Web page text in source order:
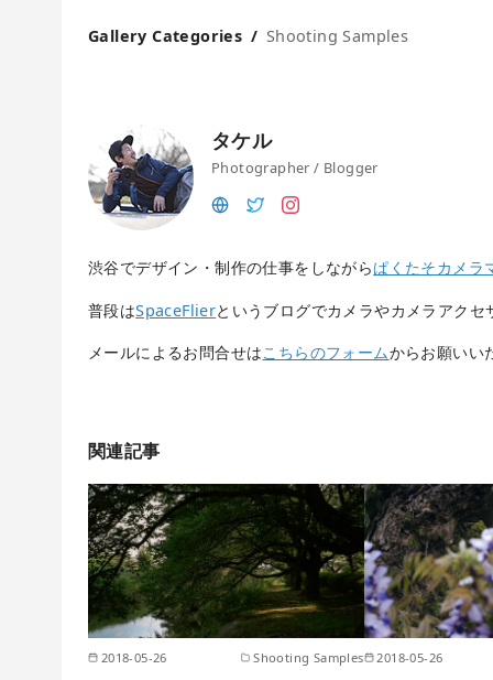
Gallery Categories Shooting Samples
タケル
Photographer / Blogger
渋谷でデザイン・制作の仕事をしながらぱくたそカメラ
普段はSpaceFlierというブログでカメラやカメラアク
メールによるお問合せはこちらのフォームからお願いい
関連記事
2018-05-26 Shooting Samples 2018-05-26